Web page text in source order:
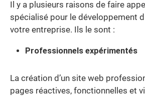
Il y a plusieurs raisons de faire
spécialisé pour le développement
votre entreprise. Ils le sont :
Professionnels expérimentés
La création d’un site web
pages réactives, fonctionnelles et